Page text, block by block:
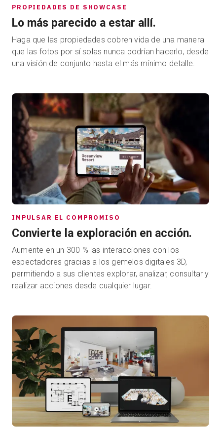
PROPIEDADES DE SHOWCASE
Lo más parecido a estar allí.
Haga que las propiedades cobren vida de una manera
que las fotos por sí solas nunca podrían hacerlo, desde
una visión de conjunto hasta el más mínimo detalle.
IMPULSAR EL COMPROMISO
Convierte la exploración en acción.
Aumente en un 300 % las interacciones con los
espectadores gracias a los gemelos digitales 3D,
permitiendo a sus clientes explorar, analizar, consultar y
realizar acciones desde cualquier lugar.